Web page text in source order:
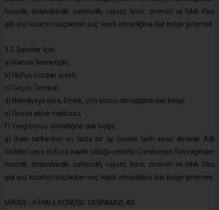
hırsızlık, dolandırıcılık, sahtecilik, rüşvet, terör, zimmet ve hileli iflas
gibi yüz kızartıcı suçlardan suç kaydı olmadığına dair belge getirmek
3.2-Şahıslar İçin;
a) Kanuni İkametgâh,
b) Nüfus cüzdan sureti,
c) Geçici Teminat,
d) Belediyeye (kira, Emlak, çtv) borcu olmadığına dair belge
e) Dosya alındı makbuzu,
f) Vergi borcu olmadığına dair belge,
g) İhale tarihinden en fazla bir ay önceki tarih esas alınarak Adli
Sicilden veya nüfusa kayıtlı olduğu yerdeki Cumhuriyet Savcılığından
hırsızlık, dolandırıcılık, sahtecilik, rüşvet, terör, zimmet ve hileli iflas
gibi yüz kızartıcı suçlardan suç kaydı olmadığına dair belge getirmek.
MADDE–4 İHALE KONUSU TAŞINMAZLAR